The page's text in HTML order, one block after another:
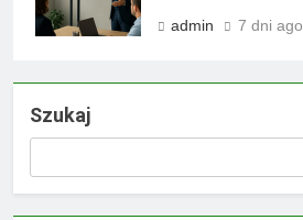
admin 7 dni ago
Szukaj